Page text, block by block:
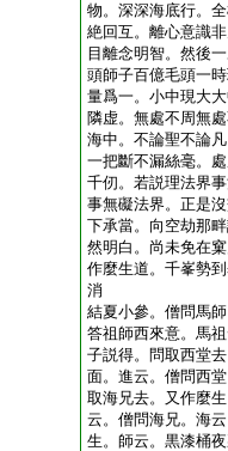
物。深深海底行。
絶回互。離心意識
目離念明智。然後
頭師子百億毛頭一
量爲一。小中現大
隣虚。無處不周無
海中。不論聖不論
一把斷不漏絲毫。
千仞。若説理法界
事無礙法界。正是
下承當。向空劫那
然明白。尚未免在
作麼生道。千峯勢
消
結夏小參。僧問馬
答祖師西來意。馬
子説得。問取西堂
面。進云。僧問西
取海兄去。又作麼
云。僧問海兄。海
生。師云。黒漆桶